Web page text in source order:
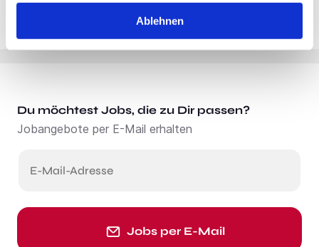
Ablehnen
Du möchtest Jobs, die zu Dir passen?
Jobangebote per E-Mail erhalten
E-Mail-Adresse
Jobs per E-Mail